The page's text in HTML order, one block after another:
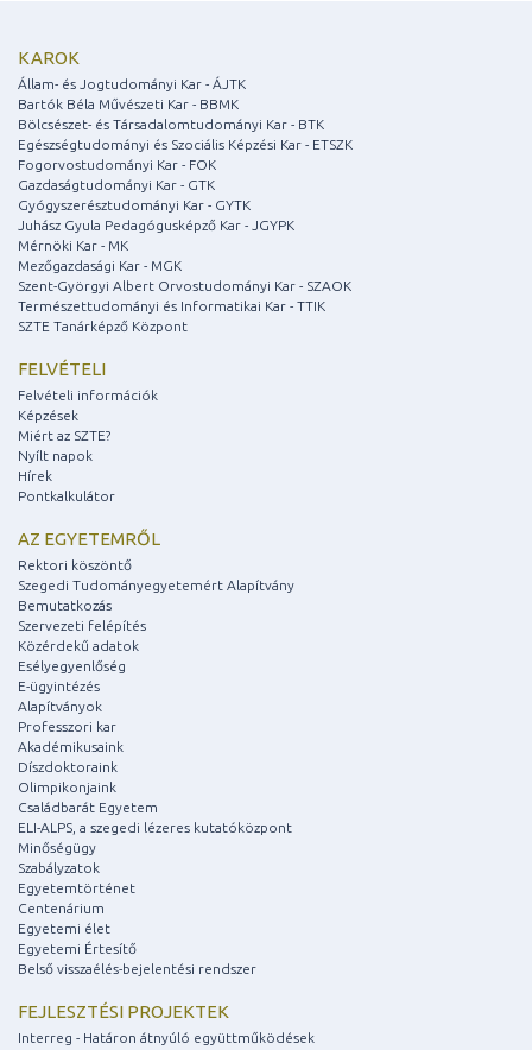
KAROK
Állam- és Jogtudományi Kar - ÁJTK
Bartók Béla Művészeti Kar - BBMK
Bölcsészet- és Társadalomtudományi Kar - BTK
Egészségtudományi és Szociális Képzési Kar - ETSZK
Fogorvostudományi Kar - FOK
Gazdaságtudományi Kar - GTK
Gyógyszerésztudományi Kar - GYTK
Juhász Gyula Pedagógusképző Kar - JGYPK
Mérnöki Kar - MK
Mezőgazdasági Kar - MGK
Szent-Györgyi Albert Orvostudományi Kar - SZAOK
Természettudományi és Informatikai Kar - TTIK
SZTE Tanárképző Központ
FELVÉTELI
Felvételi információk
Képzések
Miért az SZTE?
Nyílt napok
Hírek
Pontkalkulátor
AZ EGYETEMRŐL
Rektori köszöntő
Szegedi Tudományegyetemért Alapítvány
Bemutatkozás
Szervezeti felépítés
Közérdekű adatok
Esélyegyenlőség
E-ügyintézés
Alapítványok
Professzori kar
Akadémikusaink
Díszdoktoraink
Olimpikonjaink
Családbarát Egyetem
ELI-ALPS, a szegedi lézeres kutatóközpont
Minőségügy
Szabályzatok
Egyetemtörténet
Centenárium
Egyetemi élet
Egyetemi Értesítő
Belső visszaélés-bejelentési rendszer
FEJLESZTÉSI PROJEKTEK
Interreg - Határon átnyúló együttműködések